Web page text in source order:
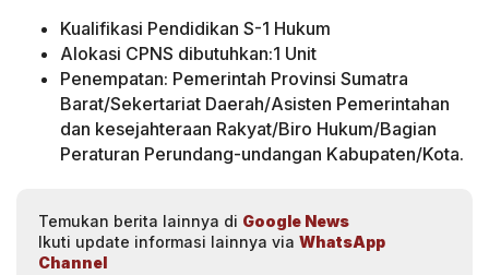
Kualifikasi Pendidikan S-1 Hukum
Alokasi CPNS dibutuhkan:1 Unit
Penempatan: Pemerintah Provinsi Sumatra
Barat/Sekertariat Daerah/Asisten Pemerintahan
dan kesejahteraan Rakyat/Biro Hukum/Bagian
Peraturan Perundang-undangan Kabupaten/Kota.
Temukan berita lainnya di Google News
Ikuti update informasi lainnya via WhatsApp
Channel